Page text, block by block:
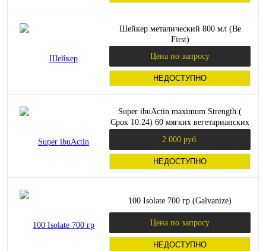
Шейкер металический 800 мл (Be
First)
Цена по запросу
НЕДОСТУПНО
Super ibuActin maximum Strength (
Срок 10.24) 60 мягких вегетарианских
2 000 руб.
НЕДОСТУПНО
100 Isolate 700 гр (Galvanize)
Цена по запросу
НЕДОСТУПНО